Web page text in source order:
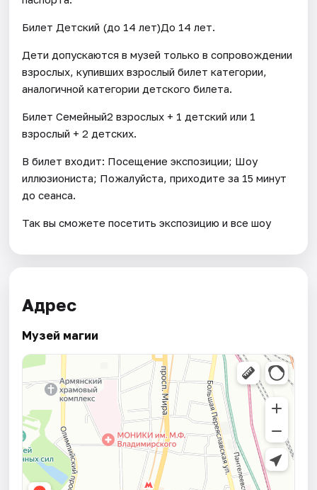
Билет Детский (до 14 лет)До 14 лет.
Дети допускаются в музей только в сопровождении
взрослых, купивших взрослый билет категории,
аналогичной категории детского билета.
Билет Семейный2 взрослых + 1 детский или 1
взрослый + 2 детских.
В билет входит: Посещение экспозиции; Шоу
иллюзиониста; Пожалуйста, приходите за 15 минут
до сеанса.
Так вы сможете посетить экспозицию и все шоу
Адрес
Музей магии